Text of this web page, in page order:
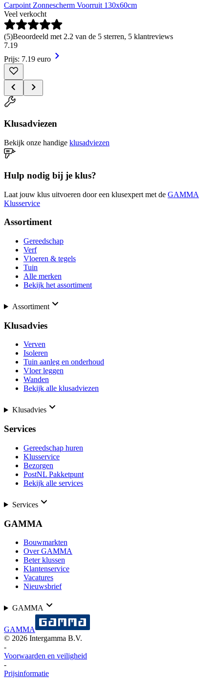
Carpoint Zonnescherm Voorruit 130x60cm
Veel verkocht
(5)Beoordeeld met 2.2 van de 5 sterren, 5 klantreviews
7.19
Prijs: 7.19 euro
Klusadviezen
Bekijk onze handige klusadviezen
Hulp nodig bij je klus?
Laat jouw klus uitvoeren door een klusexpert met de GAMMA
Klusservice
Assortiment
Gereedschap
Verf
Vloeren & tegels
Tuin
Alle merken
Bekijk het assortiment
Assortiment
Klusadvies
Verven
Isoleren
Tuin aanleg en onderhoud
Vloer leggen
Wanden
Bekijk alle klusadviezen
Klusadvies
Services
Gereedschap huren
Klusservice
Bezorgen
PostNL Pakketpunt
Bekijk alle services
Services
GAMMA
Bouwmarkten
Over GAMMA
Beter klussen
Klantenservice
Vacatures
Nieuwsbrief
GAMMA
GAMMA
© 2026 Intergamma B.V.
-
Voorwaarden en veiligheid
-
Prijsinformatie